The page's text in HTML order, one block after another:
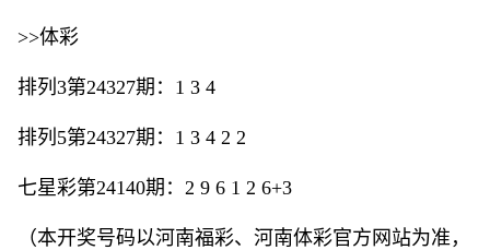
>>体彩
排列3第24327期：1 3 4
排列5第24327期：1 3 4 2 2
七星彩第24140期：2 9 6 1 2 6+3
（本开奖号码以河南福彩、河南体彩官方网站为准，